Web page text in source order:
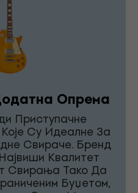
Опрема
Приступачне
Су Идеалне За
Свираче. Бренд
Квалитет
Свирања Тако Да
Буџетом,